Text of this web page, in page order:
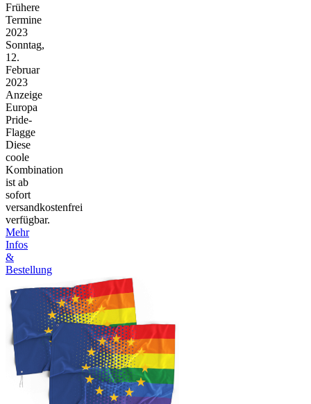
Frühere
Termine
2023
Sonntag,
12.
Februar
2023
Anzeige
Europa
Pride-
Flagge
Diese
coole
Kombination
ist ab
sofort
versandkostenfrei
verfügbar.
Mehr
Infos
&
Bestellung